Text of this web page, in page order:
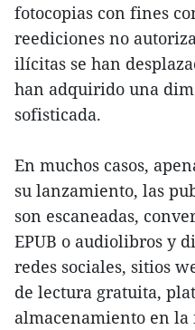
fotocopias con fines
reediciones no
ilícitas se han
han adquirido una
sofisticada.
En muchos casos,
su lanzamiento, las
son escaneadas,
EPUB o audiolibros y
redes sociales, sitios
de lectura gratuita,
almacenamiento en la